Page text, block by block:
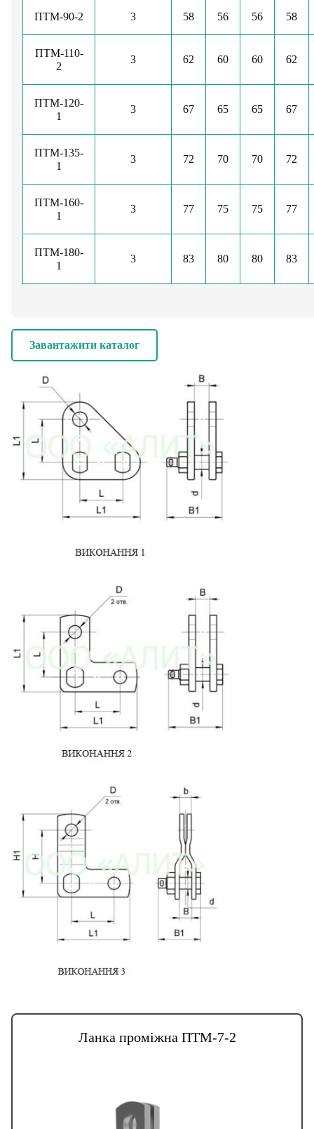
ПТМ-90-2 3 58 56 56 58
ПТМ-110-
2
3 62 60 60 62
ПТМ-120-
1
3 67 65 65 67
ПТМ-135-
1
3 72 70 70 72
ПТМ-160-
1
3 77 75 75 77
ПТМ-180-
1
3 83 80 80 83
Завантажити каталог
Ланка проміжна ПТМ-7-2